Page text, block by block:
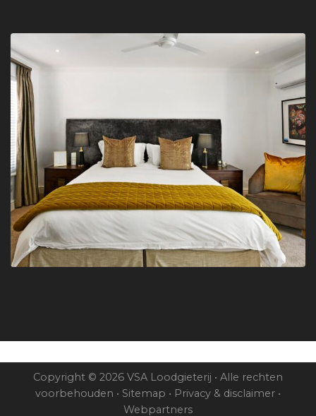
Copyright © 2026 VSA Loodgieterij • Alle rechten
voorbehouden • Sitemap • Privacy & disclaimer •
Webpartners